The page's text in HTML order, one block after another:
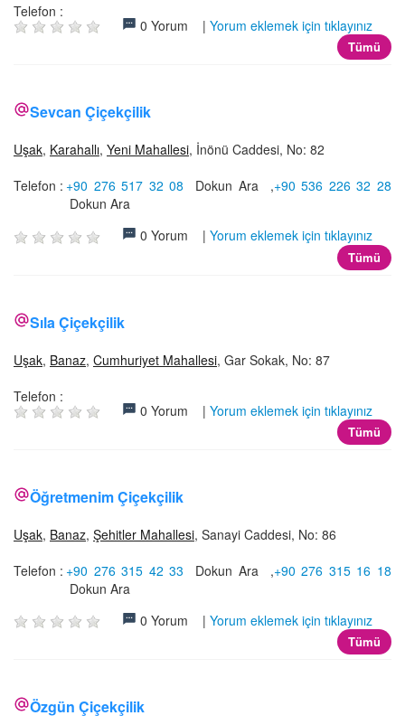
Telefon :
0 Yorum | Yorum eklemek için tıklayınız
Tümü
Sevcan Çiçekçilik
Uşak, Karahallı, Yeni Mahallesi, İnönü Caddesi, No: 82
Telefon : +90 276 517 32 08 Dokun Ara,+90 536 226 32 28
Dokun Ara
0 Yorum | Yorum eklemek için tıklayınız
Tümü
Sıla Çiçekçilik
Uşak, Banaz, Cumhuriyet Mahallesi, Gar Sokak, No: 87
Telefon :
0 Yorum | Yorum eklemek için tıklayınız
Tümü
Öğretmenim Çiçekçilik
Uşak, Banaz, Şehitler Mahallesi, Sanayi Caddesi, No: 86
Telefon : +90 276 315 42 33 Dokun Ara ,+90 276 315 16 18
Dokun Ara
0 Yorum | Yorum eklemek için tıklayınız
Tümü
Özgün Çiçekçilik